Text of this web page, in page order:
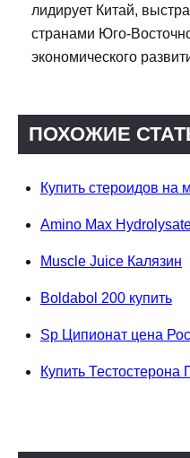
лидирует Китай,
странами Юго-
экономического
ПОХОЖИЕ
Купить стероидов на
Amino Max
Muscle Juice Калязин
Boldabol 200 купить
Sp Ципионат цена
Купить